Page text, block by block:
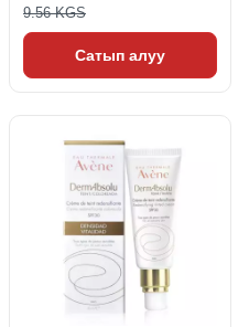
9.56 KGS
Сатып алуу